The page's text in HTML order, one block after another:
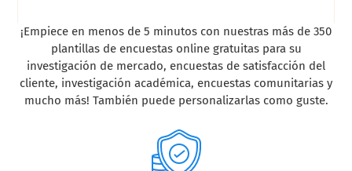
¡Empiece en menos de 5 minutos con nuestras más de 350
plantillas de encuestas online gratuitas para su
investigación de mercado, encuestas de satisfacción del
cliente, investigación académica, encuestas comunitarias y
mucho más! También puede personalizarlas como guste.